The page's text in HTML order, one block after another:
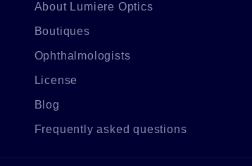
About Lumiere Optics
Boutiques
Ophthalmologists
License
Blog
Frequently asked questions